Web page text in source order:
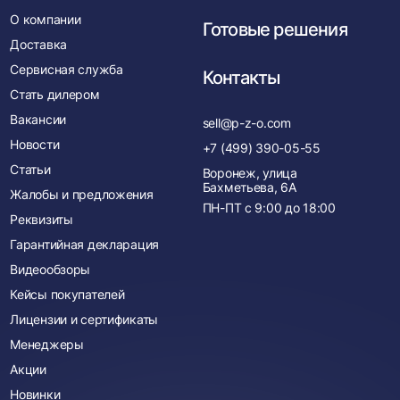
О компании
Доставка
Сервисная служба
Стать дилером
Вакансии
Новости
Статьи
Жалобы и предложения
Реквизиты
Гарантийная декларация
Видеообзоры
Кейсы покупателей
Лицензии и сертификаты
Менеджеры
Акции
Новинки
Готовые решения
Контакты
sell@p-z-o.com
+7 (499) 390-05-55
Воронеж, улица
Бахметьева, 6А
ПН-ПТ с 9:00 до 18:00